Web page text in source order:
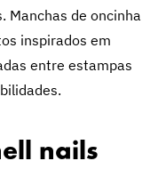
Manchas de oncinha
inspirados em
entre estampas
nails